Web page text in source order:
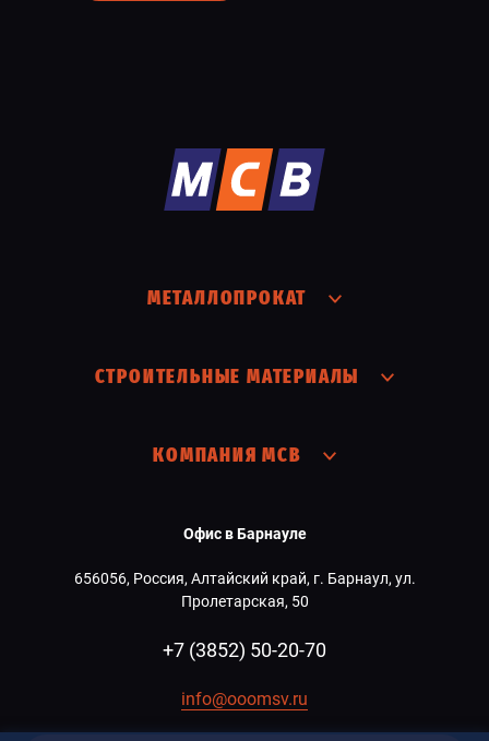
МЕТАЛЛОПРОКАТ
СТРОИТЕЛЬНЫЕ МАТЕРИАЛЫ
КОМПАНИЯ МСВ
Офис в Барнауле
656056, Россия, Алтайский край, г. Барнаул, ул.
Пролетарская, 50
+7 (3852) 50-20-70
info@ooomsv.ru